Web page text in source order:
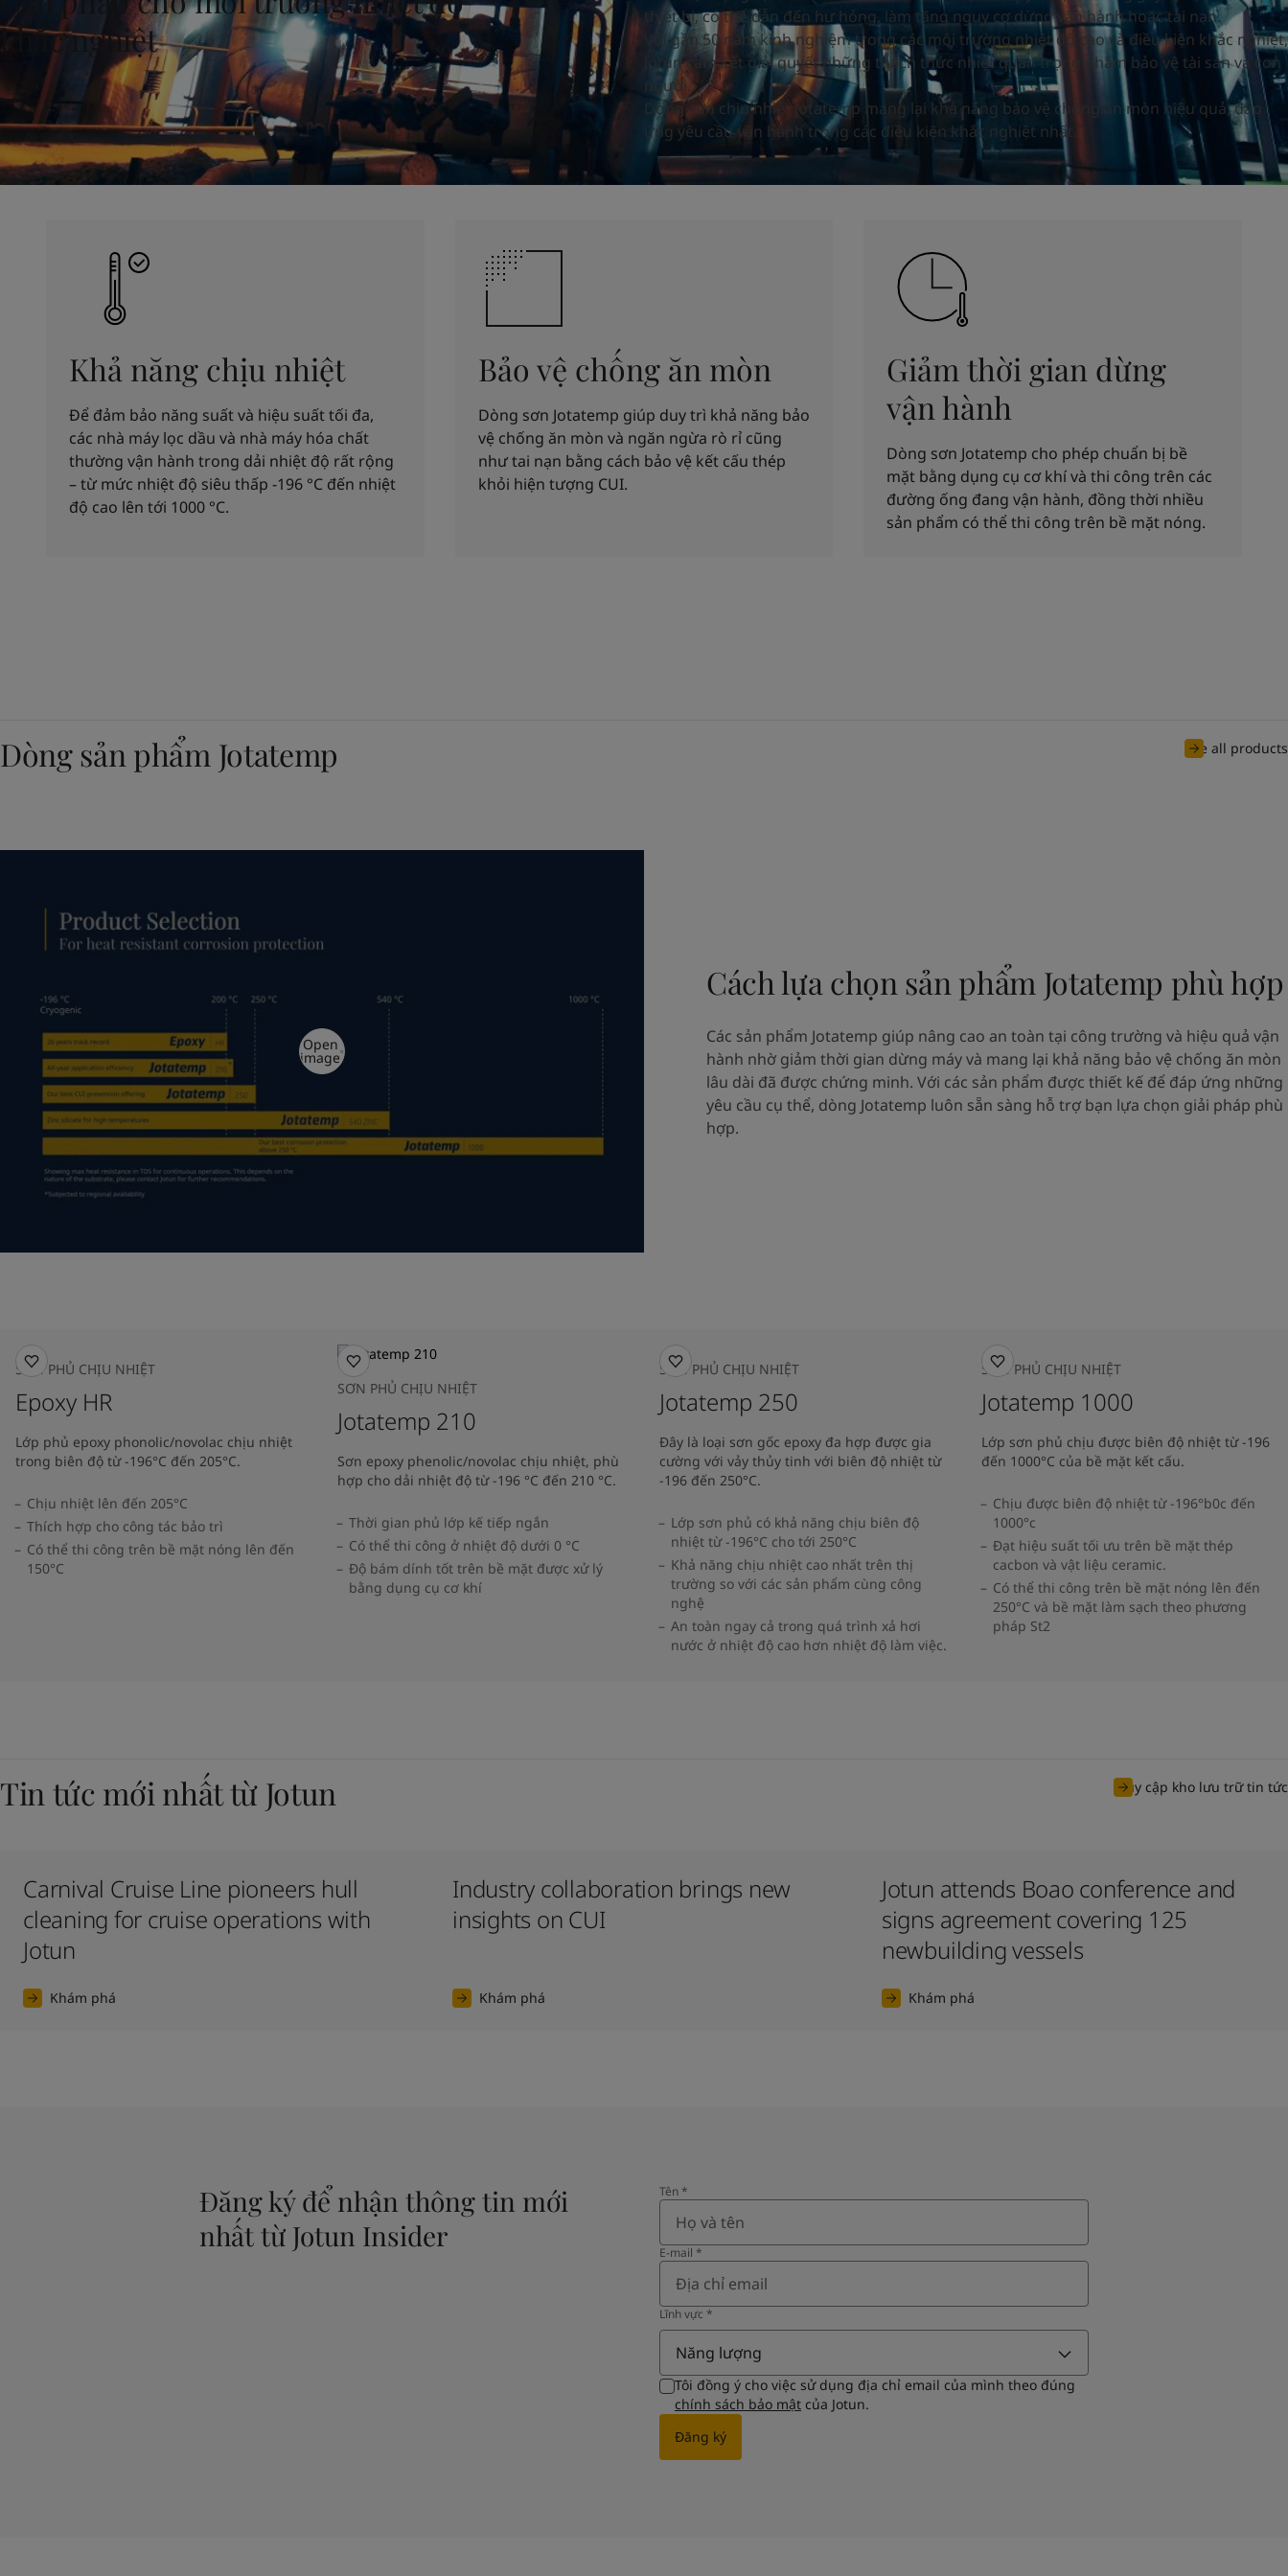
Global site
English
khắc nghiệt
thiết bị, có thể dẫn đến hư hỏng, làm tăng nguy cơ dừng vận hành hoặc tai nạn.
Với gần 50 năm kinh nghiệm trong các môi trường nhiệt độ cao và điều kiện khắc nghiệt,
Jotun cam kết giải quyết những thách thức nhiệt quan trọng nhằm bảo vệ tài sản và con
người.
Dòng sơn chịu nhiệt Jotatemp mang lại khả năng bảo vệ chống ăn mòn hiệu quả, đáp
ứng yêu cầu vận hành trong các điều kiện khắc nghiệt nhất.
Khả năng chịu nhiệt
Để đảm bảo năng suất và hiệu suất tối đa,
các nhà máy lọc dầu và nhà máy hóa chất
thường vận hành trong dải nhiệt độ rất rộng
– từ mức nhiệt độ siêu thấp -196 °C đến nhiệt
độ cao lên tới 1000 °C.
Bảo vệ chống ăn mòn
Dòng sơn Jotatemp giúp duy trì khả năng bảo
vệ chống ăn mòn và ngăn ngừa rò rỉ cũng
như tai nạn bằng cách bảo vệ kết cấu thép
khỏi hiện tượng CUI.
Giảm thời gian dừng
vận hành
Dòng sơn Jotatemp cho phép chuẩn bị bề
mặt bằng dụng cụ cơ khí và thi công trên các
đường ống đang vận hành, đồng thời nhiều
sản phẩm có thể thi công trên bề mặt nóng.
Dòng sản phẩm Jotatemp See all products
Open
image
Cách lựa chọn sản phẩm Jotatemp phù hợp
Các sản phẩm Jotatemp giúp nâng cao an toàn tại công trường và hiệu quả vận
hành nhờ giảm thời gian dừng máy và mang lại khả năng bảo vệ chống ăn mòn
lâu dài đã được chứng minh. Với các sản phẩm được thiết kế để đáp ứng những
yêu cầu cụ thể, dòng Jotatemp luôn sẵn sàng hỗ trợ bạn lựa chọn giải pháp phù
hợp.
SƠN PHỦ CHỊU NHIỆT
Epoxy HR
Lớp phủ epoxy phonolic/novolac chịu nhiệt
trong biên độ từ -196°C đến 205°C.
Chịu nhiệt lên đến 205°C
Thích hợp cho công tác bảo trì
Có thể thi công trên bề mặt nóng lên đến
150°C
SƠN PHỦ CHỊU NHIỆT
Jotatemp 210
Sơn epoxy phenolic/novolac chịu nhiệt, phù
hợp cho dải nhiệt độ từ -196 °C đến 210 °C.
Thời gian phủ lớp kế tiếp ngắn
Có thể thi công ở nhiệt độ dưới 0 °C
Độ bám dính tốt trên bề mặt được xử lý
bằng dụng cụ cơ khí
SƠN PHỦ CHỊU NHIỆT
Jotatemp 250
Đây là loại sơn gốc epoxy đa hợp được gia
cường với vảy thủy tinh với biên độ nhiệt từ
-196 đến 250°C.
Lớp sơn phủ có khả năng chịu biên độ
nhiệt từ -196°C cho tới 250°C
Khả năng chịu nhiệt cao nhất trên thị
trường so với các sản phẩm cùng công
nghệ
An toàn ngay cả trong quá trình xả hơi
nước ở nhiệt độ cao hơn nhiệt độ làm việc.
SƠN PHỦ CHỊU NHIỆT
Jotatemp 1000
Lớp sơn phủ chịu được biên độ nhiệt từ -196
đến 1000°C của bề mặt kết cấu.
Chịu được biên độ nhiệt từ -196°b0c đến
1000°c
Đạt hiệu suất tối ưu trên bề mặt thép
cacbon và vật liệu ceramic.
Có thể thi công trên bề mặt nóng lên đến
250°C và bề mặt làm sạch theo phương
pháp St2
Tin tức mới nhất từ Jotun Truy cập kho lưu trữ tin tức
Carnival Cruise Line pioneers hull
cleaning for cruise operations with
Jotun
Khám phá
Industry collaboration brings new
insights on CUI
Khám phá
Jotun attends Boao conference and
signs agreement covering 125
newbuilding vessels
Khám phá
Đăng ký để nhận thông tin mới
nhất từ Jotun Insider
Tên​ *
E-mail *
Lĩnh vực​ *
Năng lượng
Tôi đồng ý cho việc sử dụng địa chỉ email của mình theo đúng
chính sách bảo mật của Jotun.
Đăng ký